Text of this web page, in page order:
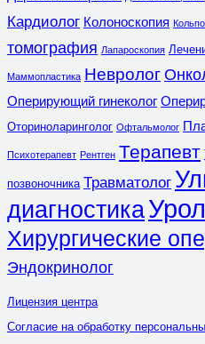
Кардиолог Колоноскопия
томография Лапароскопия
Маммопластика Невролог
Оперирующий гинеколог
Оториноларинголог Офтальмолог
Психотерапевт Рентген Терапевт
позвоночника Травматолог
диагностика
Хирургические
Эндокринолог
Лицензия центра
Согласие на обработку